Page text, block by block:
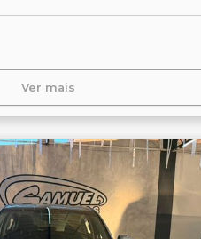
Ver mais